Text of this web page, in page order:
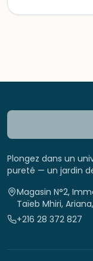
Plongez dans un
pureté — un jardin
Magasin N°2,
Taïeb Mhiri,
+216 28 372 827